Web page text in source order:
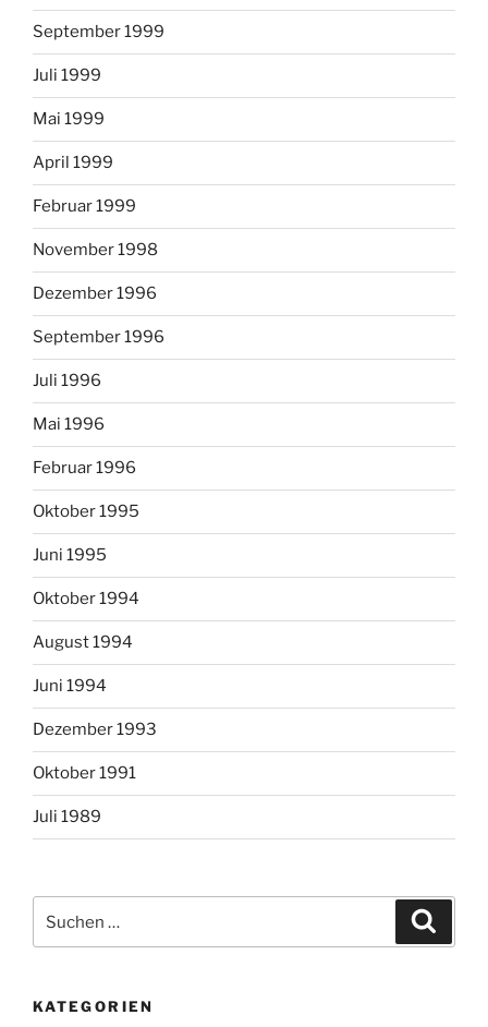
September 1999
Juli 1999
Mai 1999
April 1999
Februar 1999
November 1998
Dezember 1996
September 1996
Juli 1996
Mai 1996
Februar 1996
Oktober 1995
Juni 1995
Oktober 1994
August 1994
Juni 1994
Dezember 1993
Oktober 1991
Juli 1989
nach:
KATEGORIEN